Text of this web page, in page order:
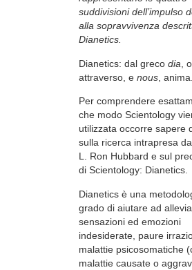
suddivisioni dell’impulso
alla sopravvivenza
Dianetics.
Dianetics: dal greco dia ,
attraverso, e nous , anima.
Per comprendere
che modo Scientology
utilizzata occorre sapere
sulla ricerca intrapresa da
L. Ron Hubbard e sul
di Scientology: Dianetics.
Dianetics è una
grado di aiutare ad
sensazioni ed emozioni
indesiderate, paure
malattie psicosomatiche
malattie causate o